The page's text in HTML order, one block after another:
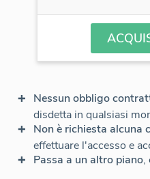
Nessun obbligo
disdetta in qualsiasi
Non è richiesta alcuna
effettuare l'accesso e
Passa a un altro piano,